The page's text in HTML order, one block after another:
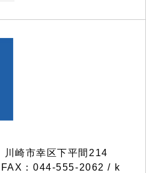
崎市幸区下平間214
：044-555-2062 / k